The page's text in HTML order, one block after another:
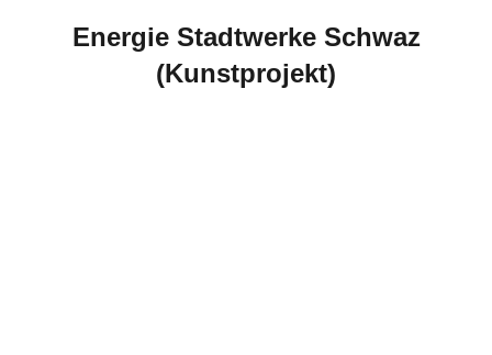
Energie Stadtwerke Schwaz
(Kunstprojekt)